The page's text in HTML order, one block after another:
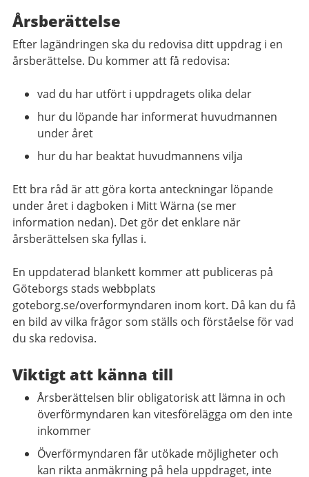
Årsberättelse
Efter lagändringen ska du redovisa ditt uppdrag i en
årsberättelse. Du kommer att få redovisa:
vad du har utfört i uppdragets olika delar
hur du löpande har informerat huvudmannen
under året
hur du har beaktat huvudmannens vilja
Ett bra råd är att göra korta anteckningar löpande
under året i dagboken i Mitt Wärna (se mer
information nedan). Det gör det enklare när
årsberättelsen ska fyllas i.
En uppdaterad blankett kommer att publiceras på
Göteborgs stads webbplats
goteborg.se/overformyndaren inom kort. Då kan du få
en bild av vilka frågor som ställs och förståelse för vad
du ska redovisa.
Viktigt att känna till
Årsberättelsen blir obligatorisk att lämna in och
överförmyndaren kan vitesförelägga om den inte
inkommer
Överförmyndaren får utökade möjligheter och
kan rikta anmäkrning på hela uppdraget, inte